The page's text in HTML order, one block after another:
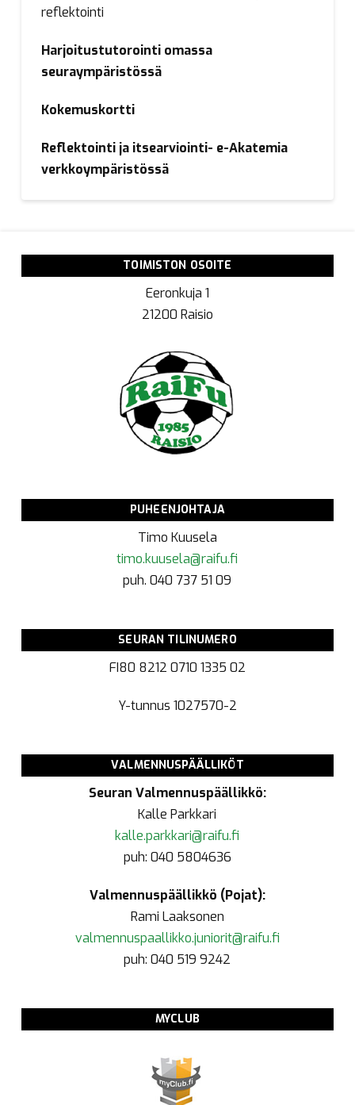
reflektointi
Harjoitustutorointi omassa
seuraympäristössä
Kokemuskortti
Reflektointi ja itsearviointi- e-Akatemia
verkkoympäristössä
TOIMISTON OSOITE
Eeronkuja 1
21200 Raisio
PUHEENJOHTAJA
Timo Kuusela
timo.kuusela@raifu.fi
puh. 040 737 51 09
SEURAN TILINUMERO
FI80 8212 0710 1335 02
Y-tunnus 1027570-2
VALMENNUSPÄÄLLIKÖT
Seuran Valmennuspäällikkö:
Kalle Parkkari
kalle.parkkari@raifu.fi
puh: 040 5804636
Valmennuspäällikkö (Pojat):
Rami Laaksonen
valmennuspaallikko.juniorit@raifu.fi
puh: 040 519 9242
MYCLUB